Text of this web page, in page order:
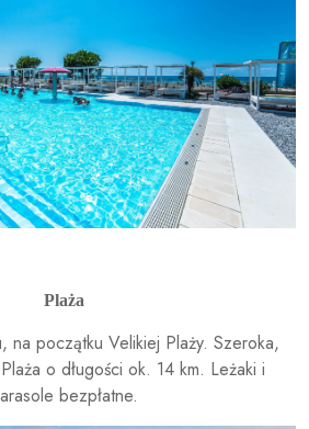
Plaża
na początku Velikiej Plaży. Szeroka,
o długości ok. 14 km. Leżaki i
bezpłatne.